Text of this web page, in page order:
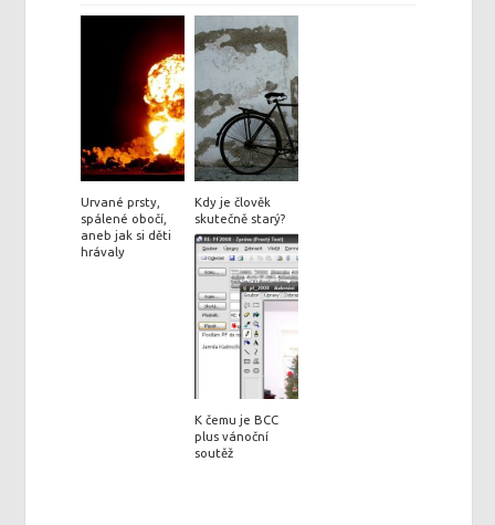
Urvané prsty,
spálené obočí,
aneb jak si děti
hrávaly
Kdy je člověk
skutečně starý?
K čemu je BCC
plus vánoční
soutěž